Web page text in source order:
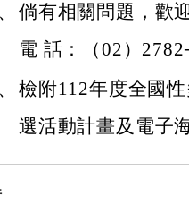
倘有相關問題，歡
電 話：（02）
檢附112年度全國
選活動計畫及電子